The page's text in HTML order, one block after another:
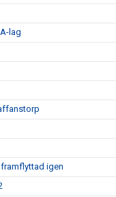
lag
igen